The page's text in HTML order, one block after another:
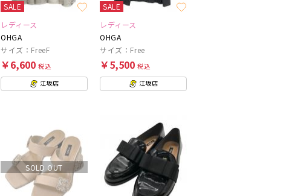
SALE
レディース
OHGA
サイズ：FreeF
￥6,600 税込
江坂店
SALE
レディース
OHGA
サイズ：Free
￥5,500 税込
江坂店
SOLD OUT